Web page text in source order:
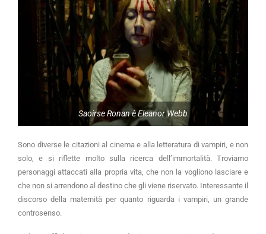
Saoirse Ronan è Eleanor Webb
Sono diverse le citazioni al cinema e alla letteratura di vampiri, e non
solo, e si riflette molto sulla ricerca dell’immortalità. Troviamo
personaggi attaccati alla propria vita, che non la vogliono lasciare e
che non si arrendono al destino che gli viene riservato. Interessante il
discorso della maternità per quanto riguarda i vampiri, un grande
controsenso.